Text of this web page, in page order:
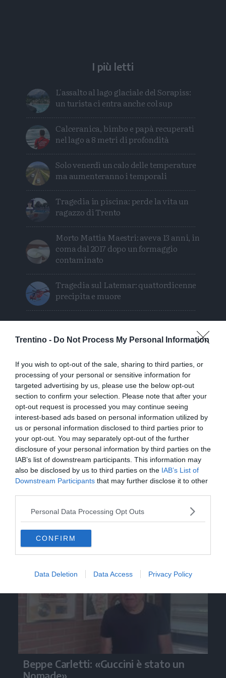
Trentino - Do Not Process My Personal Information
If you wish to opt-out of the sale, sharing to third parties, or
processing of your personal or sensitive information for
targeted advertising by us, please use the below opt-out
section to confirm your selection. Please note that after your
opt-out request is processed you may continue seeing
interest-based ads based on personal information utilized by
us or personal information disclosed to third parties prior to
your opt-out. You may separately opt-out of the further
disclosure of your personal information by third parties on the
IAB’s list of downstream participants. This information may
also be disclosed by us to third parties on the IAB’s List of
Downstream Participants that may further disclose it to other
Personal Data Processing Opt Outs
CONFIRM
Data Deletion Data Access Privacy Policy
I più letti
L'assalto al lago glaciale del Sorapiss:
un turista ci entra anche col sup
Calceranica, bimbo e papà recuperati
nel lago a 8 metri di profondità
Solo venerdì un calo delle temperature
ma aumenteranno i temporali
Tragedia in piscina: perde la vita un
ragazzo di Trento
Morto Mattia Maestri: aveva 13 anni, in
coma dal 2017 dopo un formaggio
contaminato
Tragedia sul Latemar: quattordicenne
precipita e muore
Video
Beppe Carletti: «Guccini è stato un
Nomade»